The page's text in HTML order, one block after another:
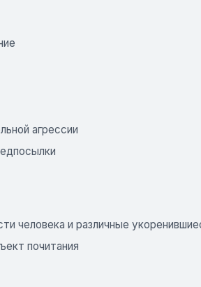
агрессии
человека и различные
почитания